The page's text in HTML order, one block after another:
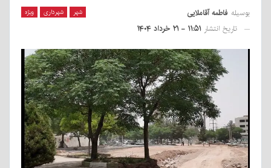
شهر شهرداری ویژه بوسیله فاطمه آقاملایی
تاریخ انتشار ۱۱:۵۱ - ۲۱ خرداد ۱۴۰۴